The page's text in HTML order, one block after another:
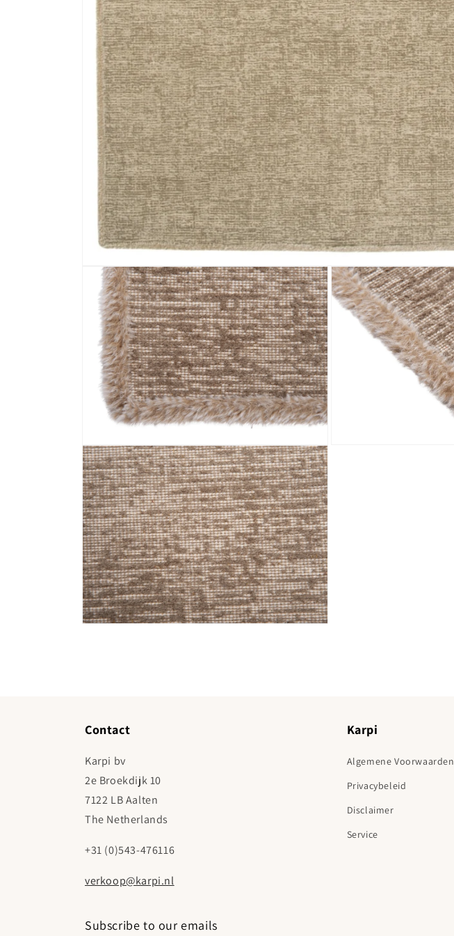
Media 1 openen in modaal
Media 2 openen in modaal
Contact
Karpi bv
2e Broekdijk 10
7122 LB Aalten
The Netherlands
+31 (0)543-476116
verkoop@karpi.nl
Karpi
Algemene Voorwaarden
Privacybeleid
Disclaimer
Service
Subscribe to our emails